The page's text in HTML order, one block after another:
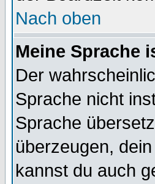
Nach oben
Meine Sprache
Der
Sprache nicht
Sprache
überzeugen,
kannst du auch